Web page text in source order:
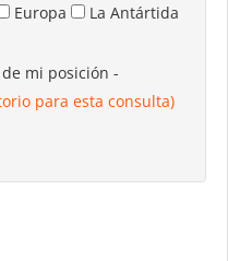
Europa
La Antártida
mi posición -
para esta consulta)